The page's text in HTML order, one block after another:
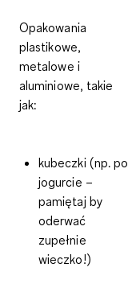
Opakowania
plastikowe,
metalowe i
aluminiowe, takie
jak:
kubeczki (np. po
jogurcie –
pamiętaj by
oderwać
zupełnie
wieczko!)